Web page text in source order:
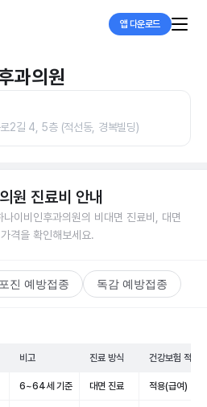
앱 다운로드
과의원
2길 4, 5층 (적선동, 경복빌딩)
원 진료비 안내
나이비인후과의원의 비대면 진료비, 대면
격을 확인해보세요.
진 예방접종 독감 예방접종
비고 진료 방식 건강보험 적용
6~64세 기준 대면 진료 적용(급여)